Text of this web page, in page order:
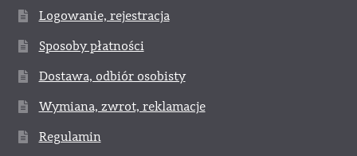
Logowanie, rejestracja
Sposoby płatności
Dostawa, odbiór osobisty
Wymiana, zwrot, reklamacje
Regulamin